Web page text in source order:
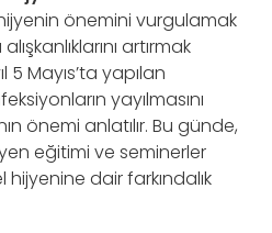
önemini vurgulamak
artırmak
5 Mayıs’ta yapılan
yayılmasını
önemi anlatılır. Bu günde,
eğitimi ve seminerler
dair farkındalık